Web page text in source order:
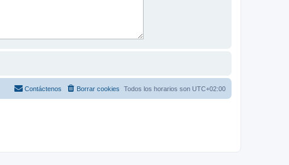
Todos los horarios son UTC+02:00
Borrar cookies
Contáctenos